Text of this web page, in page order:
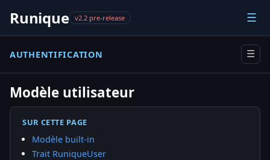
Runique v2.2 pre-release ☰
AUTHENTIFICATION ☰
Modèle utilisateur
SUR CETTE PAGE
Modèle built-in
Trait RuniqueUser